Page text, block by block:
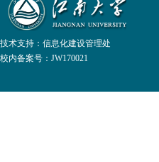
技术支持： 信息化建设管理处
校内备案号：JW170021